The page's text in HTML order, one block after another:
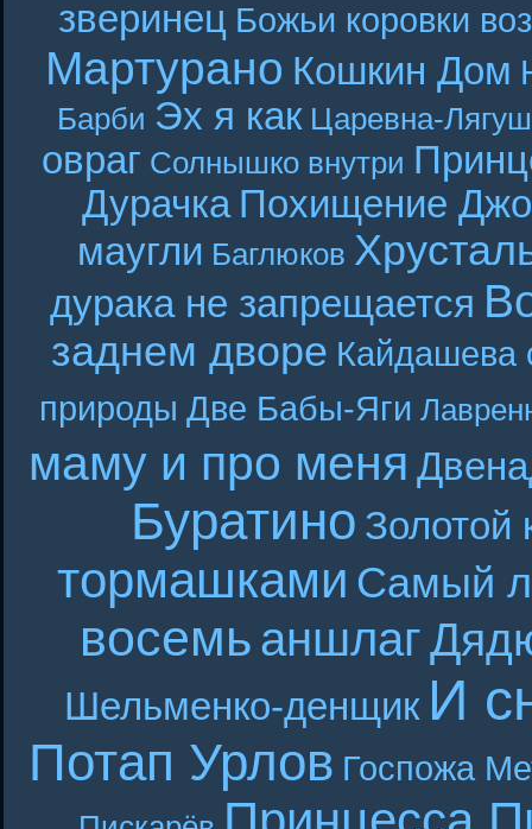
зверинец Божьи коровки
Мартурано Кошкин Дом
Барби Эх я как Царевна-
овраг Солнышко внутри
Дурачка Похищение
маугли Баглюков
дурака не запрещается
заднем дворе Кайдашева
природы Две Бабы-Яги
маму и про меня
Буратино Золотой
тормашками Самый
восемьаншлаг
Шельменко-денщик И
Потап Урлов Госпожа